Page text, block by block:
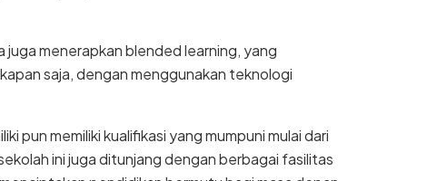
juga menerapkan blended learning, yang
saja, dengan menggunakan teknologi
pun memiliki kualifikasi yang mumpuni mulai dari
ini juga ditunjang dengan berbagai fasilitas